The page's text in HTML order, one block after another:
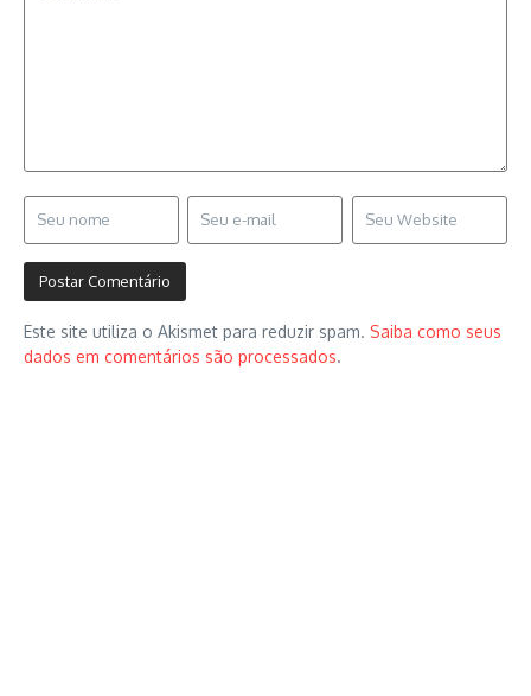
Este site utiliza o Akismet para reduzir spam. Saiba como seus
dados em comentários são processados.